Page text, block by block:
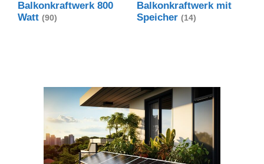
Balkonkraftwerk 800
Watt (90)
Balkonkraftwerk mit
Speicher (14)